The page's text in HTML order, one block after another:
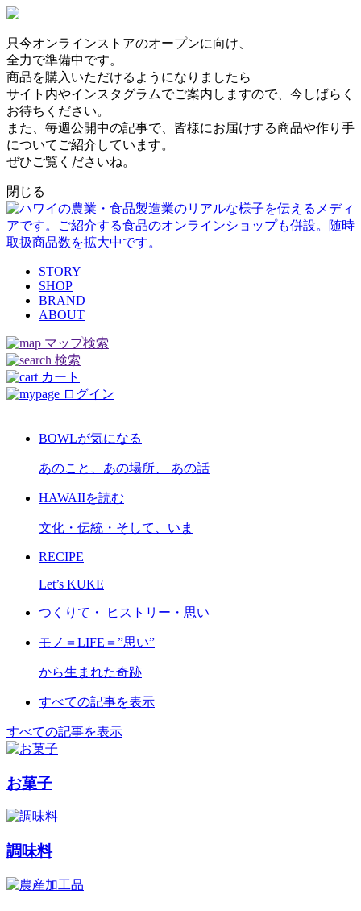
只今オンラインストアのオープンに向け、
全力で準備中です。
商品を購入いただけるようになりましたら
サイト内やインスタグラムでご案内しますので、今しばらく
お待ちください。
また、毎週公開中の記事で、皆様にお届けする商品や作り手
についてご紹介しています。
ぜひご覧くださいね。
閉じる
STORY
SHOP
BRAND
ABOUT
マップ検索
検索
カート
ログイン
BOWLが気になる
あのこと、あの場所、 あの話
HAWAIIを読む
文化・伝統・そして、いま
RECIPE
Let’s KUKE
つくりて・ ヒストリー・思い
モノ＝LIFE＝”思い”
から生まれた奇跡
すべての記事を表示
すべての記事を表示
お菓子
調味料